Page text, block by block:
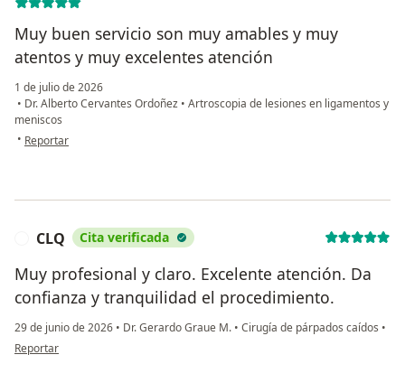
Muy buen servicio son muy amables y muy
atentos y muy excelentes atención
1 de julio de 2026
• Dr. Alberto Cervantes Ordoñez • Artroscopia de lesiones en ligamentos y
meniscos
• en opinión del usuario Rocío Pérez
Reportar
CLQ Cita verificada
Muy profesional y claro. Excelente atención. Da
confianza y tranquilidad el procedimiento.
29 de junio de 2026 • Dr. Gerardo Graue M. • Cirugía de párpados caídos •
en opinión del usuario CLQ
Reportar